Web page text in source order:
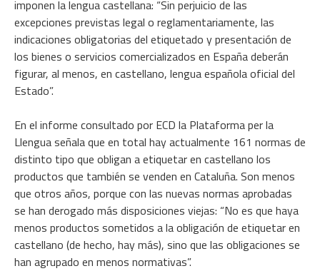
imponen la lengua castellana: “Sin perjuicio de las
excepciones previstas legal o reglamentariamente, las
indicaciones obligatorias del etiquetado y presentación de
los bienes o servicios comercializados en España deberán
figurar, al menos, en castellano, lengua española oficial del
Estado”.
En el informe consultado por ECD la Plataforma per la
Llengua señala que en total hay actualmente 161 normas de
distinto tipo que obligan a etiquetar en castellano los
productos que también se venden en Cataluña. Son menos
que otros años, porque con las nuevas normas aprobadas
se han derogado más disposiciones viejas: “No es que haya
menos productos sometidos a la obligación de etiquetar en
castellano (de hecho, hay más), sino que las obligaciones se
han agrupado en menos normativas”.